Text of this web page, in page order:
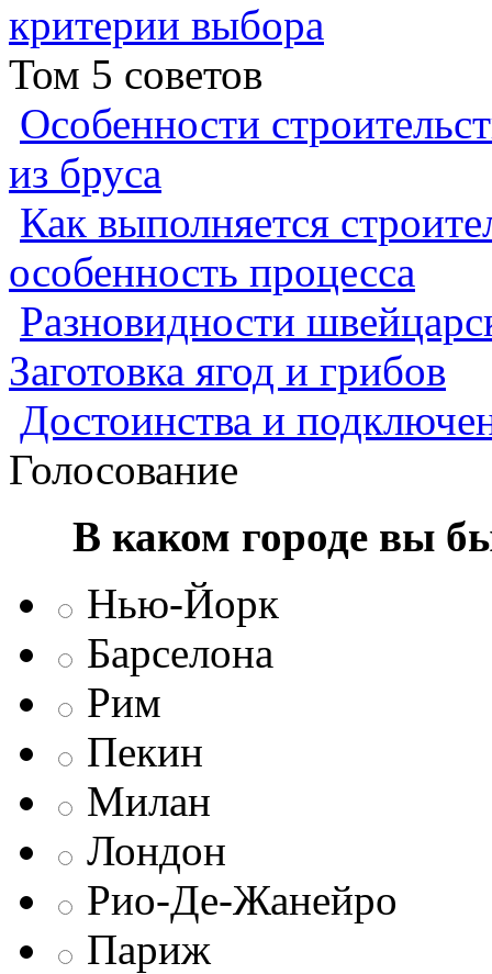
критерии выбора
Том 5 советов
Особенности
из бруса
Как выполняется
особенность процесса
Разновидности
Заготовка ягод и грибов
Достоинства и
Голосование
В каком городе вы
Нью-Йорк
Барселона
Рим
Пекин
Милан
Лондон
Рио-Де-Жанейро
Париж